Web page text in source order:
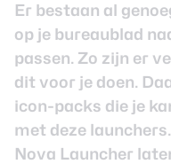
Er bestaan al
op je bureaublad
passen. Zo zijn er
dit voor je doen.
icon-packs die je
met deze
Nova Launcher